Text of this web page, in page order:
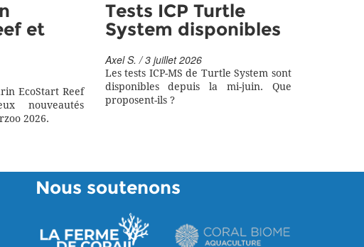
et
EcoStart Reef
nouveautés
2026.
Tests ICP Turtle
System disponibles
Axel S. / 3 juillet 2026
Les tests ICP-MS de Turtle System sont
disponibles depuis la mi-juin. Que
proposent-ils ?
Nous soutenons